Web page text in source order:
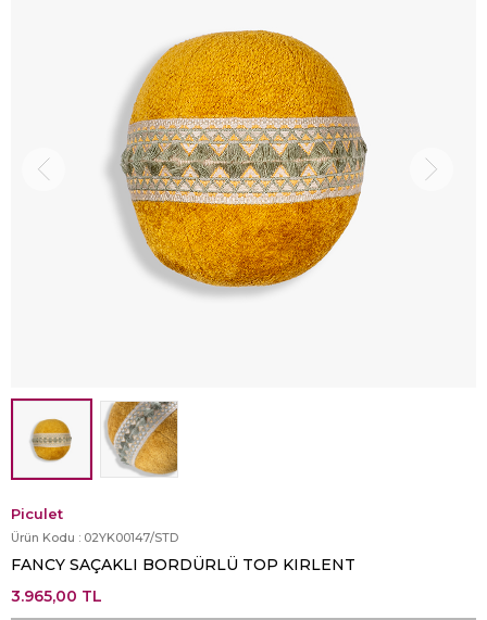
Piculet
Ürün Kodu : 02YK00147/STD
FANCY SAÇAKLI BORDÜRLÜ TOP KIRLENT
3.965,00 TL